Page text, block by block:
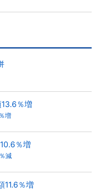
％増
増
％増
減
11.6％増